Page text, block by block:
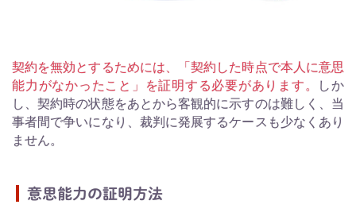
契約を無効とするためには、「契約した時点で本人に意思
能力がなかったこと」を証明する必要があります。
しか
し、契約時の状態をあとから客観的に示すのは難しく、当
事者間で争いになり、裁判に発展するケースも少なくあり
ません。
意思能力の証明方法